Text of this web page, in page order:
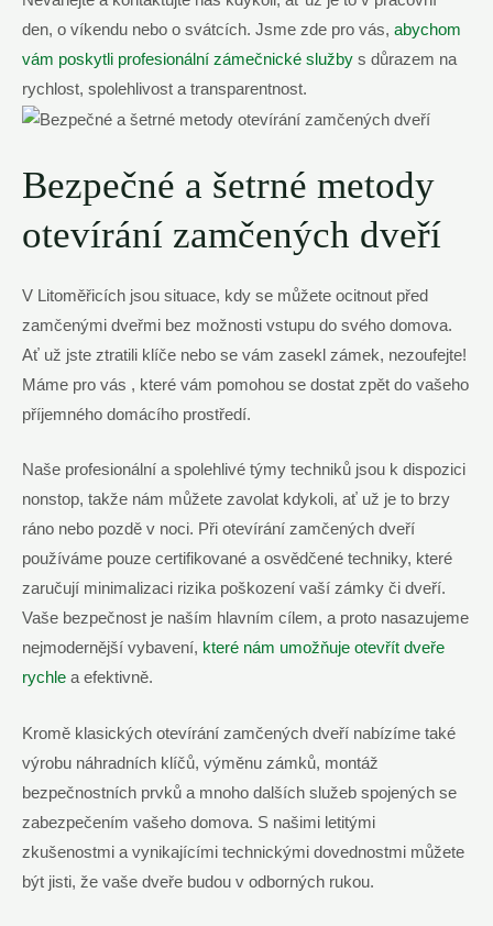
den, o víkendu nebo o svátcích. Jsme zde pro vás, abychom
vám poskytli profesionální zámečnické služby s důrazem na
rychlost, spolehlivost a transparentnost.
Bezpečné a šetrné metody
otevírání zamčených dveří
V Litoměřicích jsou situace, kdy se můžete ocitnout před
zamčenými dveřmi bez možnosti vstupu do svého domova.
Ať už jste ztratili klíče nebo se vám zasekl zámek, nezoufejte!
Máme pro vás , které vám pomohou se dostat zpět do vašeho
příjemného domácího prostředí.
Naše profesionální a spolehlivé týmy techniků jsou k dispozici
nonstop, takže nám můžete zavolat kdykoli, ať už je to brzy
ráno nebo pozdě v noci. Při otevírání zamčených dveří
používáme pouze certifikované a osvědčené techniky, které
zaručují minimalizaci rizika poškození vaší zámky či dveří.
Vaše bezpečnost je naším hlavním cílem, a proto nasazujeme
nejmodernější vybavení, které nám umožňuje otevřít dveře
rychle a efektivně.
Kromě klasických otevírání zamčených dveří nabízíme také
výrobu náhradních klíčů, výměnu zámků, montáž
bezpečnostních prvků a mnoho dalších služeb spojených se
zabezpečením vašeho domova. S našimi letitými
zkušenostmi a vynikajícími technickými dovednostmi můžete
být jisti, že vaše dveře budou v odborných rukou.